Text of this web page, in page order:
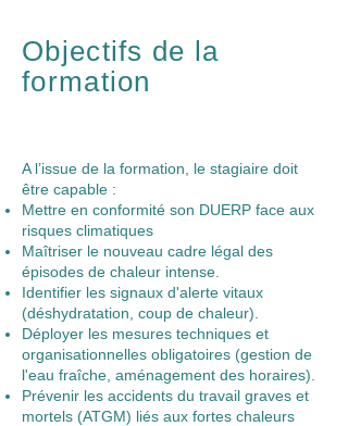
Objectifs de la
formation
A l’issue de la formation, le stagiaire doit
être capable :
Mettre en conformité son DUERP face aux
risques climatiques
Maîtriser le nouveau cadre légal des
épisodes de chaleur intense.
Identifier les signaux d'alerte vitaux
(déshydratation, coup de chaleur).
Déployer les mesures techniques et
organisationnelles obligatoires (gestion de
l'eau fraîche, aménagement des horaires).
Prévenir les accidents du travail graves et
mortels (ATGM) liés aux fortes chaleurs